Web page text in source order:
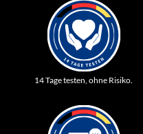
14 Tage testen, ohne Risiko.